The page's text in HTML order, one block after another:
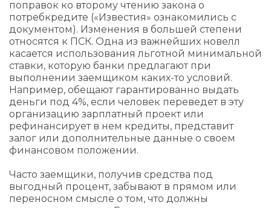
поправок ко второму чтению закона о
потребкредите («Известия» ознакомились с
документом). Изменения в большей степени
относятся к ПСК. Одна из важнейших новелл
касается использования льготной минимальной
ставки, которую банки предлагают при
выполнении заемщиком каких-то условий.
Например, обещают гарантированно выдать
деньги под 4%, если человек переведет в эту
организацию зарплатный проект или
рефинансирует в нем кредиты, представит
залог или дополнительные данные о своем
финансовом положении.
Часто заемщики, получив средства под
выгодный процент, забывают в прямом или
переносном смысле о том, что должны